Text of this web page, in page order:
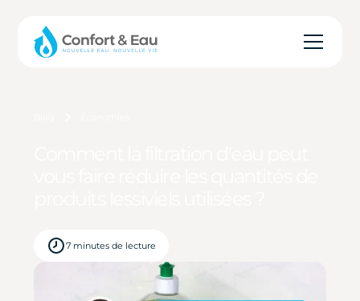
7 minutes de lecture